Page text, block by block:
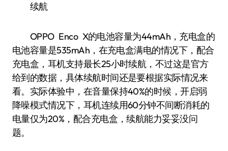
续航
OPPO Enco X的电池容量为44mAh，充电盒的
电池容量是535mAh，在充电盒满电的情况下，配合
充电盒，耳机支持最长25小时续航，不过这是官方
给到的数据，具体续航时间还是要根据实际情况来
看。实际体验中，在音量保持40%的时候，开启弱
降噪模式情况下，耳机连续用60分钟不间断消耗的
电量仅为20%，配合充电盒，续航能力妥妥没问
题。